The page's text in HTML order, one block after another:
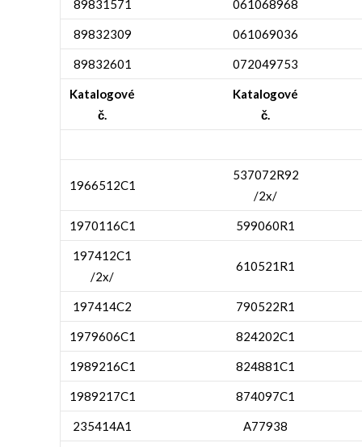
89831571 061068968
89832309 061069036
89832601 072049753
Katalogové
č.
Katalogové
č.
1966512C1
537072R92
/2x/
1970116C1 599060R1
197412C1
/2x/
610521R1
197414C2 790522R1
1979606C1 824202C1
1989216C1 824881C1
1989217C1 874097C1
235414A1 A77938